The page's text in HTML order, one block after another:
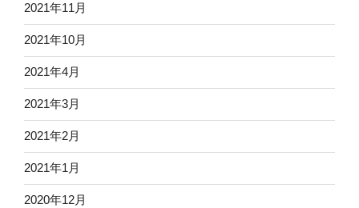
2021年11月
2021年10月
2021年4月
2021年3月
2021年2月
2021年1月
2020年12月